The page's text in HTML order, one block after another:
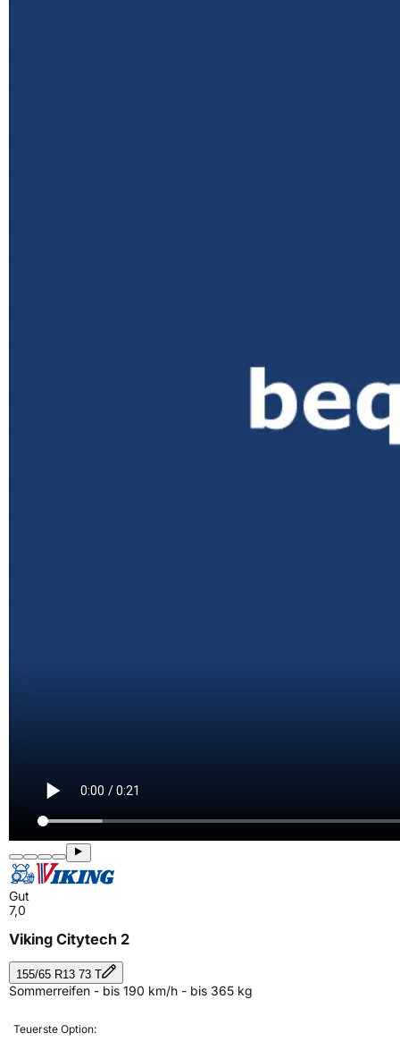
Gut
7,0
Viking Citytech 2
155/65 R13 73 T
Sommerreifen - bis 190 km/h - bis 365 kg
Teuerste Option: